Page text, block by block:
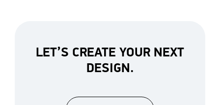
LET’S CREATE YOUR NEXT
DESIGN.